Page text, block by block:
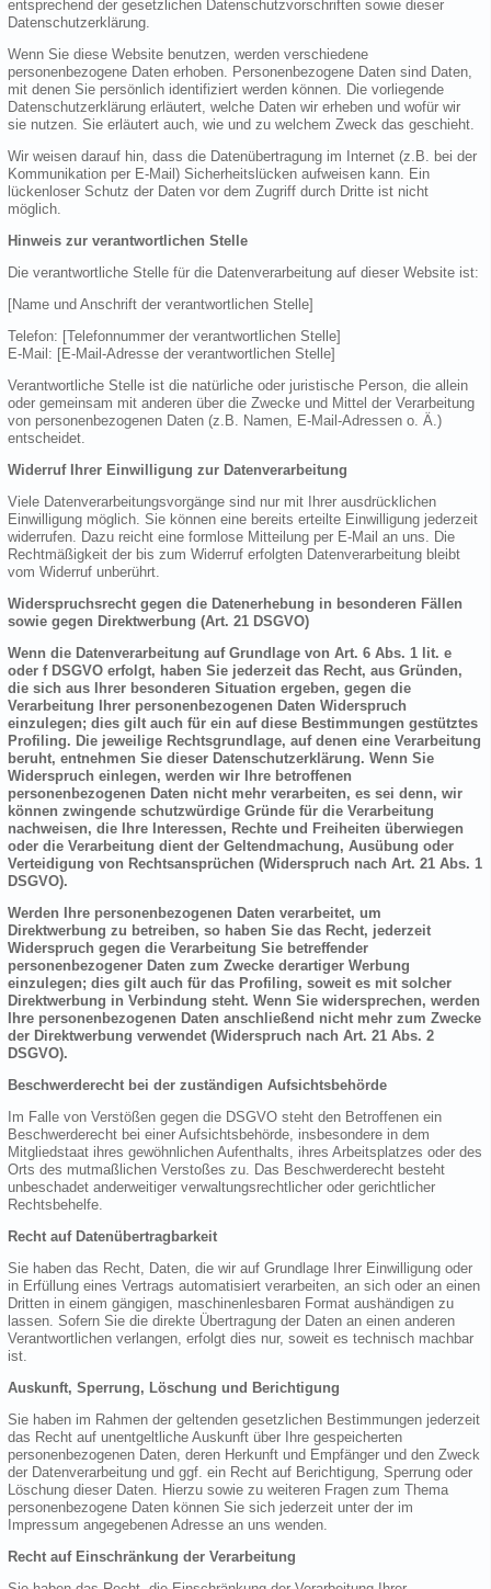
entsprechend der gesetzlichen Datenschutzvorschriften sowie dieser
Datenschutzerklärung.
Wenn Sie diese Website benutzen, werden verschiedene
personenbezogene Daten erhoben. Personenbezogene Daten sind Daten,
mit denen Sie persönlich identifiziert werden können. Die vorliegende
Datenschutzerklärung erläutert, welche Daten wir erheben und wofür wir
sie nutzen. Sie erläutert auch, wie und zu welchem Zweck das geschieht.
Wir weisen darauf hin, dass die Datenübertragung im Internet (z.B. bei der
Kommunikation per E-Mail) Sicherheitslücken aufweisen kann. Ein
lückenloser Schutz der Daten vor dem Zugriff durch Dritte ist nicht
möglich.
Hinweis zur verantwortlichen Stelle
Die verantwortliche Stelle für die Datenverarbeitung auf dieser Website ist:
[Name und Anschrift der verantwortlichen Stelle]
Telefon: [Telefonnummer der verantwortlichen Stelle]
E-Mail: [E-Mail-Adresse der verantwortlichen Stelle]
Verantwortliche Stelle ist die natürliche oder juristische Person, die allein
oder gemeinsam mit anderen über die Zwecke und Mittel der Verarbeitung
von personenbezogenen Daten (z.B. Namen, E-Mail-Adressen o. Ä.)
entscheidet.
Widerruf Ihrer Einwilligung zur Datenverarbeitung
Viele Datenverarbeitungsvorgänge sind nur mit Ihrer ausdrücklichen
Einwilligung möglich. Sie können eine bereits erteilte Einwilligung jederzeit
widerrufen. Dazu reicht eine formlose Mitteilung per E-Mail an uns. Die
Rechtmäßigkeit der bis zum Widerruf erfolgten Datenverarbeitung bleibt
vom Widerruf unberührt.
Widerspruchsrecht gegen die Datenerhebung in besonderen Fällen
sowie gegen Direktwerbung (Art. 21 DSGVO)
Wenn die Datenverarbeitung auf Grundlage von Art. 6 Abs. 1 lit. e
oder f DSGVO erfolgt, haben Sie jederzeit das Recht, aus Gründen,
die sich aus Ihrer besonderen Situation ergeben, gegen die
Verarbeitung Ihrer personenbezogenen Daten Widerspruch
einzulegen; dies gilt auch für ein auf diese Bestimmungen gestütztes
Profiling. Die jeweilige Rechtsgrundlage, auf denen eine Verarbeitung
beruht, entnehmen Sie dieser Datenschutzerklärung. Wenn Sie
Widerspruch einlegen, werden wir Ihre betroffenen
personenbezogenen Daten nicht mehr verarbeiten, es sei denn, wir
können zwingende schutzwürdige Gründe für die Verarbeitung
nachweisen, die Ihre Interessen, Rechte und Freiheiten überwiegen
oder die Verarbeitung dient der Geltendmachung, Ausübung oder
Verteidigung von Rechtsansprüchen (Widerspruch nach Art. 21 Abs. 1
DSGVO).
Werden Ihre personenbezogenen Daten verarbeitet, um
Direktwerbung zu betreiben, so haben Sie das Recht, jederzeit
Widerspruch gegen die Verarbeitung Sie betreffender
personenbezogener Daten zum Zwecke derartiger Werbung
einzulegen; dies gilt auch für das Profiling, soweit es mit solcher
Direktwerbung in Verbindung steht. Wenn Sie widersprechen, werden
Ihre personenbezogenen Daten anschließend nicht mehr zum Zwecke
der Direktwerbung verwendet (Widerspruch nach Art. 21 Abs. 2
DSGVO).
Beschwerderecht bei der zuständigen Aufsichtsbehörde
Im Falle von Verstößen gegen die DSGVO steht den Betroffenen ein
Beschwerderecht bei einer Aufsichtsbehörde, insbesondere in dem
Mitgliedstaat ihres gewöhnlichen Aufenthalts, ihres Arbeitsplatzes oder des
Orts des mutmaßlichen Verstoßes zu. Das Beschwerderecht besteht
unbeschadet anderweitiger verwaltungsrechtlicher oder gerichtlicher
Rechtsbehelfe.
Recht auf Datenübertragbarkeit
Sie haben das Recht, Daten, die wir auf Grundlage Ihrer Einwilligung oder
in Erfüllung eines Vertrags automatisiert verarbeiten, an sich oder an einen
Dritten in einem gängigen, maschinenlesbaren Format aushändigen zu
lassen. Sofern Sie die direkte Übertragung der Daten an einen anderen
Verantwortlichen verlangen, erfolgt dies nur, soweit es technisch machbar
ist.
Auskunft, Sperrung, Löschung und Berichtigung
Sie haben im Rahmen der geltenden gesetzlichen Bestimmungen jederzeit
das Recht auf unentgeltliche Auskunft über Ihre gespeicherten
personenbezogenen Daten, deren Herkunft und Empfänger und den Zweck
der Datenverarbeitung und ggf. ein Recht auf Berichtigung, Sperrung oder
Löschung dieser Daten. Hierzu sowie zu weiteren Fragen zum Thema
personenbezogene Daten können Sie sich jederzeit unter der im
Impressum angegebenen Adresse an uns wenden.
Recht auf Einschränkung der Verarbeitung